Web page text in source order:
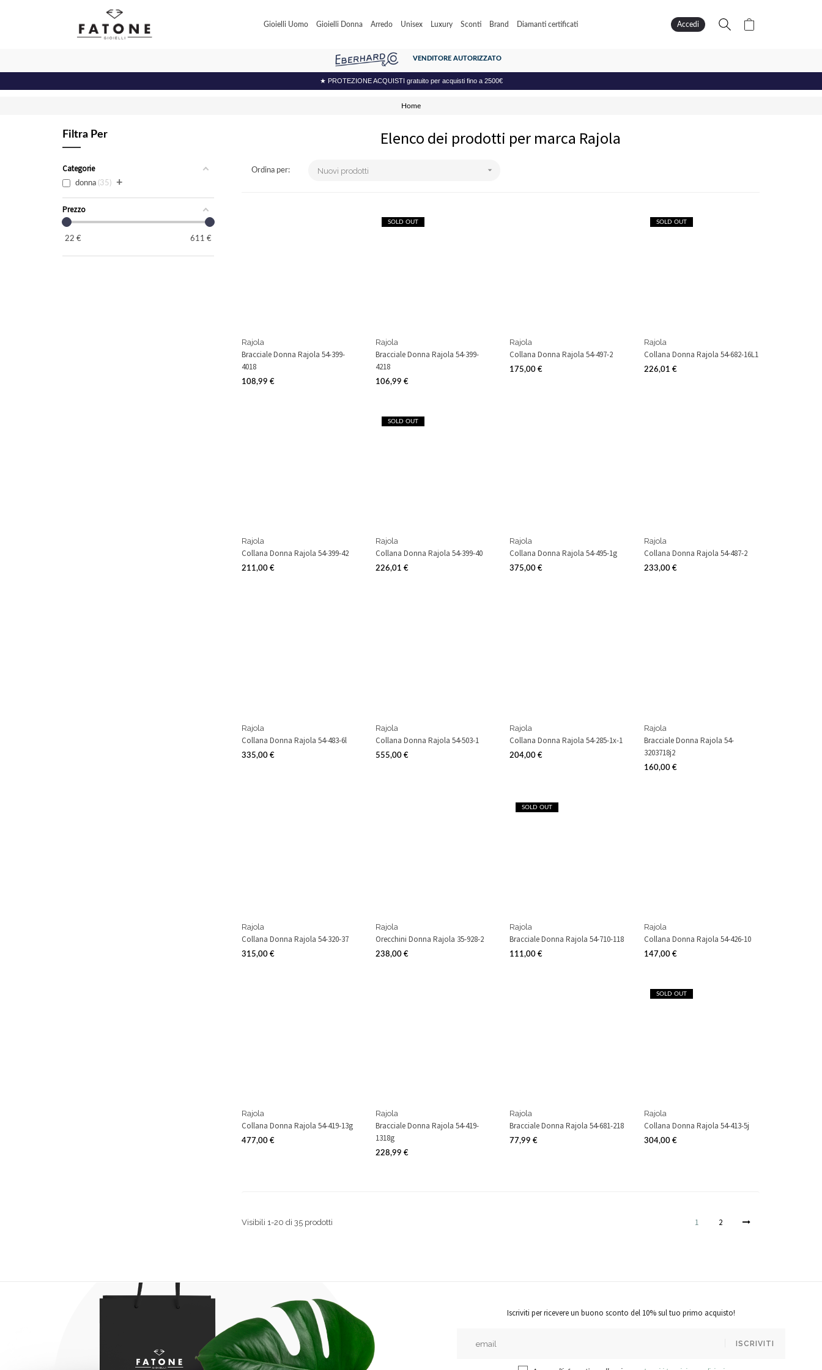
Gioielli Uomo Gioielli Donna Arredo Unisex Luxury Sconti Brand Diamanti certificati Accedi
VENDITORE AUTORIZZATO
★ PROTEZIONE ACQUISTI gratuito per acquisti fino a 2500€
Home
Filtra Per
Categorie
donna 35 +
Prezzo
22 € 611 €
Elenco dei prodotti per marca Rajola
Ordina per: Nuovi prodotti 
Rajola
Bracciale Donna Rajola 54-399-
4018
Prezzo
108,99 €
SOLD OUT
Rajola
Bracciale Donna Rajola 54-399-
4218
Prezzo
106,99 €
Rajola
Collana Donna Rajola 54-497-2
Prezzo
175,00 €
SOLD OUT
Rajola
Collana Donna Rajola 54-682-16L1
Prezzo
226,01 €
Rajola
Collana Donna Rajola 54-399-42
Prezzo
211,00 €
SOLD OUT
Rajola
Collana Donna Rajola 54-399-40
Prezzo
226,01 €
Rajola
Collana Donna Rajola 54-495-1g
Prezzo
375,00 €
Rajola
Collana Donna Rajola 54-487-2
Prezzo
233,00 €
Rajola
Collana Donna Rajola 54-483-6l
Prezzo
335,00 €
Rajola
Collana Donna Rajola 54-503-1
Prezzo
555,00 €
Rajola
Collana Donna Rajola 54-285-1x-1
Prezzo
204,00 €
Rajola
Bracciale Donna Rajola 54-
3203718j2
Prezzo
160,00 €
Rajola
Collana Donna Rajola 54-320-37
Prezzo
315,00 €
Rajola
Orecchini Donna Rajola 35-928-2
Prezzo
238,00 €
SOLD OUT
Rajola
Bracciale Donna Rajola 54-710-118
Prezzo
111,00 €
Rajola
Collana Donna Rajola 54-426-10
Prezzo
147,00 €
Rajola
Collana Donna Rajola 54-419-13g
Prezzo
477,00 €
Rajola
Bracciale Donna Rajola 54-419-
1318g
Prezzo
228,99 €
Rajola
Bracciale Donna Rajola 54-681-218
Prezzo
77,99 €
SOLD OUT
Rajola
Collana Donna Rajola 54-413-5j
Prezzo
304,00 €
Visibili 1-20 di 35 prodotti 1 2
Iscriviti per ricevere un buono sconto del 10% sul tuo primo acquisto!
ISCRIVITI